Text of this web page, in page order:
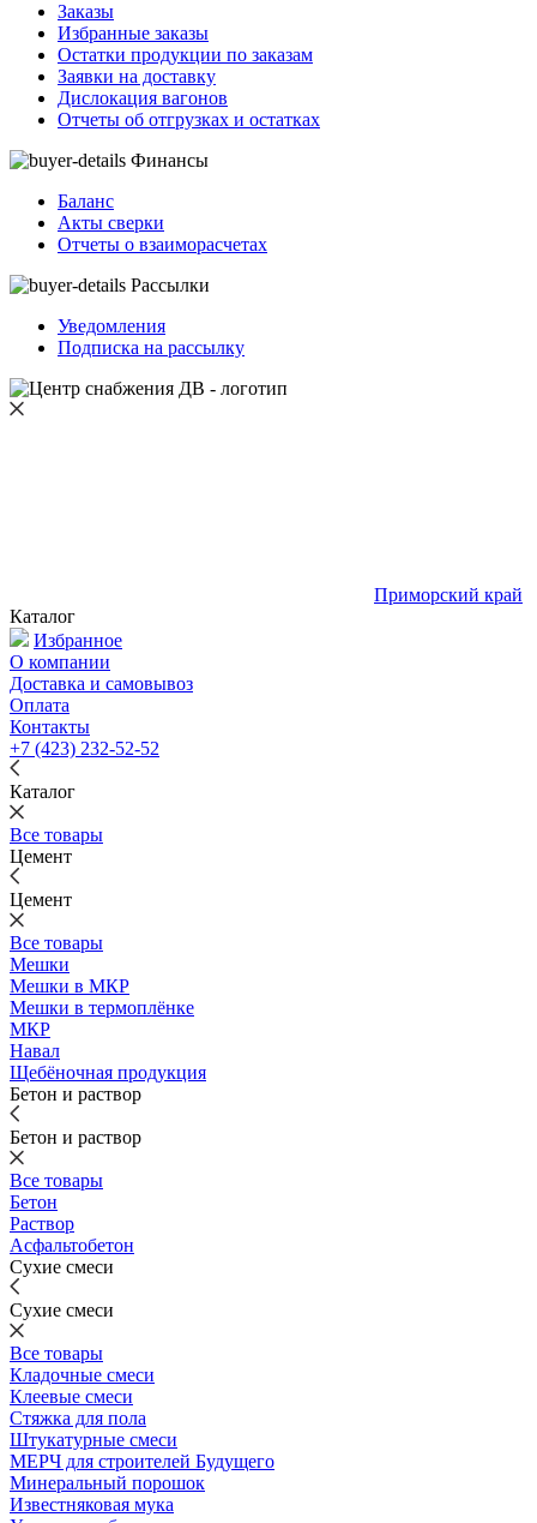
Заказы
Избранные заказы
Остатки продукции по заказам
Заявки на доставку
Дислокация вагонов
Отчеты об отгрузках и остатках
Финансы
Баланс
Акты сверки
Отчеты о взаиморасчетах
Рассылки
Уведомления
Подписка на рассылку
Приморский край
Каталог
Избранное
О компании
Доставка и самовывоз
Оплата
Контакты
+7 (423) 232-52-52
Каталог
Все товары
Цемент
Цемент
Все товары
Мешки
Мешки в МКР
Мешки в термоплёнке
МКР
Навал
Щебёночная продукция
Бетон и раствор
Бетон и раствор
Все товары
Бетон
Раствор
Асфальтобетон
Сухие смеси
Сухие смеси
Все товары
Кладочные смеси
Клеевые смеси
Стяжка для пола
Штукатурные смеси
МЕРЧ для строителей Будущего
Минеральный порошок
Известняковая мука